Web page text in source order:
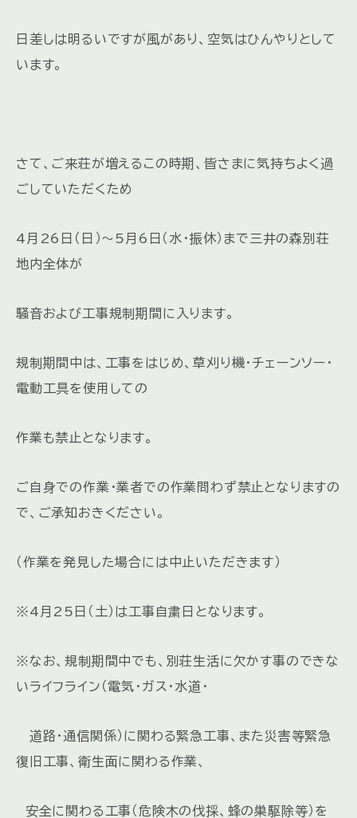
日差しは明るいですが風があり、空気はひんやりとして
います。
さて、ご来荘が増えるこの時期、皆さまに気持ちよく過
ごしていただくため
4月26日（日）～5月6日（水・振休）まで三井の森別荘
地内全体が
騒音および工事規制期間に入ります。
規制期間中は、工事をはじめ、草刈り機・チェーンソー・
電動工具を使用しての
作業も禁止となります。
ご自身での作業・業者での作業問わず禁止となりますの
で、ご承知おきください。
（作業を発見した場合には中止いただきます）
※4月25日（土）は工事自粛日となります。
※なお、規制期間中でも、別荘生活に欠かす事のできな
いライフライン（電気・ガス・水道・
道路・通信関係）に関わる緊急工事、また災害等緊急
復旧工事、衛生面に関わる作業、
安全に関わる工事（危険木の伐採、蜂の巣駆除等）を